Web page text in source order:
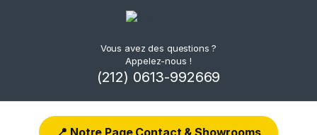
Vous avez des questions ?
Appelez-nous !
(212) 0613-992669